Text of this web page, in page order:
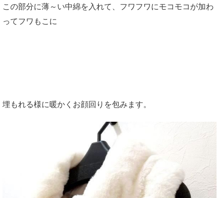
この部分に薄～い中綿を入れて、フワフワにモコモコが加わ
ってフワもこに
埋もれる様に暖かくお顔回りを包みます。